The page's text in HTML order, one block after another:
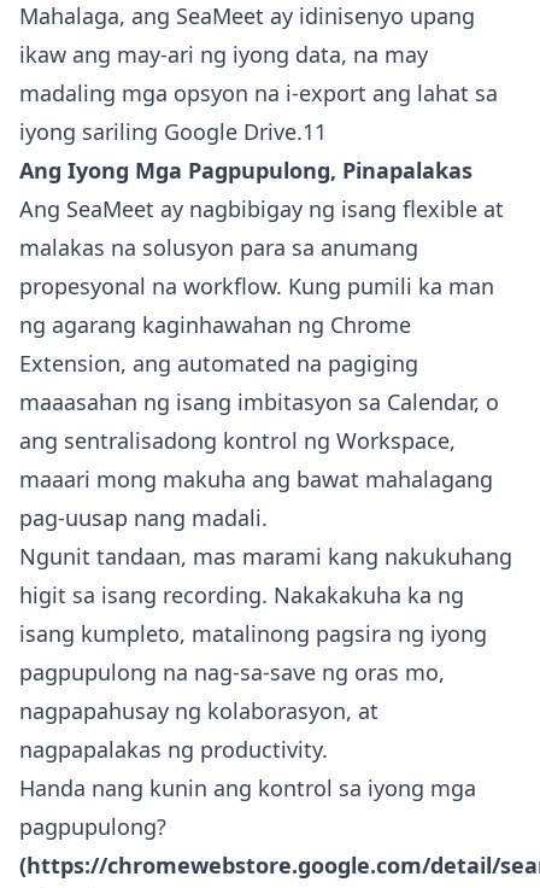
Mahalaga, ang SeaMeet ay idinisenyo upang
ikaw ang may-ari ng iyong data, na may
madaling mga opsyon na i-export ang lahat sa
iyong sariling Google Drive.11
Ang Iyong Mga Pagpupulong, Pinapalakas
Ang SeaMeet ay nagbibigay ng isang flexible at
malakas na solusyon para sa anumang
propesyonal na workflow. Kung pumili ka man
ng agarang kaginhawahan ng Chrome
Extension, ang automated na pagiging
maaasahan ng isang imbitasyon sa Calendar, o
ang sentralisadong kontrol ng Workspace,
maaari mong makuha ang bawat mahalagang
pag-uusap nang madali.
Ngunit tandaan, mas marami kang nakukuhang
higit sa isang recording. Nakakakuha ka ng
isang kumpleto, matalinong pagsira ng iyong
pagpupulong na nag-sa-save ng oras mo,
nagpapahusay ng kolaborasyon, at
nagpapalakas ng productivity.
Handa nang kunin ang kontrol sa iyong mga
pagpupulong?
(https://chromewebstore.google.com/detail/